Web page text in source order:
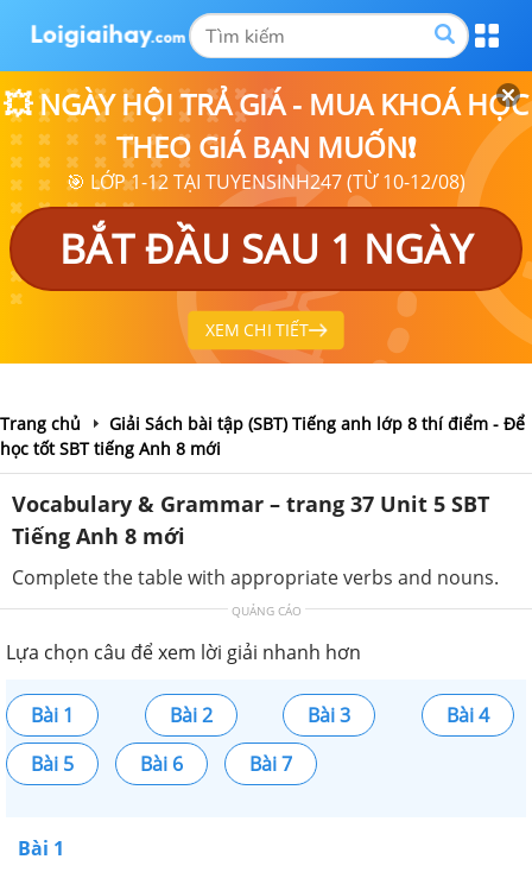
💥 NGÀY HỘI TRẢ GIÁ - MUA KHOÁ HỌC
THEO GIÁ BẠN MUỐN❗
🎯 LỚP 1-12 TẠI TUYENSINH247 (TỪ 10-12/08)
BẮT ĐẦU SAU 1 NGÀY
XEM CHI TIẾT
Trang chủ
Giải Sách bài tập (SBT) Tiếng anh lớp 8 thí điểm - Để
học tốt SBT tiếng Anh 8 mới
Vocabulary & Grammar – trang 37 Unit 5 SBT
Tiếng Anh 8 mới
Complete the table with appropriate verbs and nouns.
QUẢNG CÁO
Lựa chọn câu để xem lời giải nhanh hơn
Bài 1 Bài 2 Bài 3
Bài 4
Bài 5
Bài 6 Bài 7
Bài 1